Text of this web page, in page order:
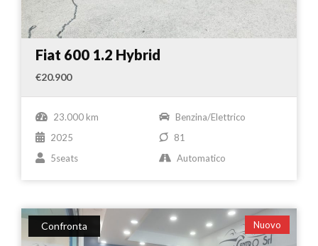
Fiat 600 1.2 Hybrid
€20.900
23.000 km
Benzina/Elettrico
2025
81
5seats
Automatico
Nuovo
Confronta